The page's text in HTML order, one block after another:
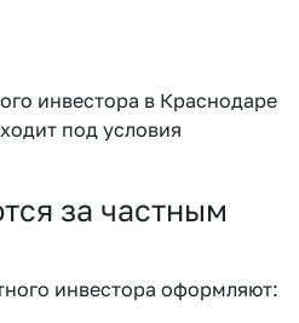
инвестора в Краснодаре
под условия
за частным
инвестора оформляют: